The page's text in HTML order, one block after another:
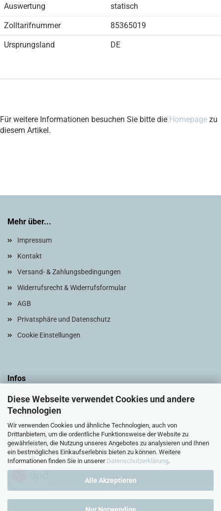
Diese Webseite verwendet Cookies und andere
Technologien
Wir verwenden Cookies und ähnliche Technologien, auch von
Drittanbietern, um die ordentliche Funktionsweise der Website zu
gewährleisten, die Nutzung unseres Angebotes zu analysieren und Ihnen
ein bestmögliches Einkaufserlebnis bieten zu können. Weitere
Informationen finden Sie in unserer Datenschutzerklärung.
Alle Akzeptieren
Auswertung statisch
Zolltarifnummer 85365019
Ursprungsland DE
Für weitere Informationen besuchen Sie bitte die Homepage zu
diesem Artikel.
Mehr über...
Impressum
Kontakt
Versand- & Zahlungsbedingungen
Widerrufsrecht & Widerrufsformular
AGB
Privatsphäre und Datenschutz
Cookie Einstellungen
Infos
Warenkorb
Mein Konto
Zur Kasse
Sitemap